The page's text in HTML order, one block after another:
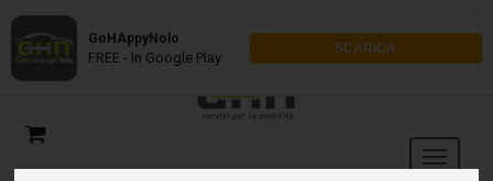
GoHAppyNolo
FREE - In Google Play
SCARICA